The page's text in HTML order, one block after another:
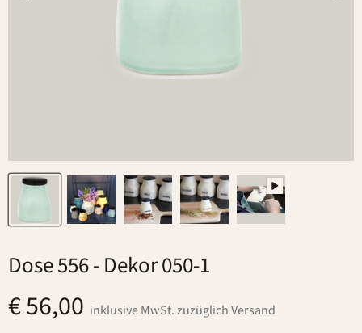
Dose 556- Dekor 050-1
€ 56,00 inklusive MwSt. zuzüglich Versand